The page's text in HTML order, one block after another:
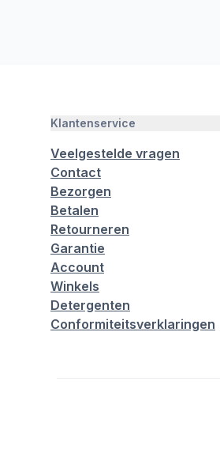
Klantenservice
Veelgestelde vragen
Contact
Bezorgen
Betalen
Retourneren
Garantie
Account
Winkels
Detergenten
Conformiteitsverklaringen